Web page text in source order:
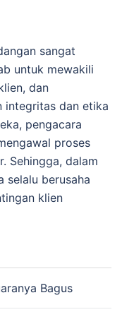
sangat
untuk mewakili
dan
integritas dan etika
pengacara
proses
Sehingga, dalam
selalu berusaha
klien
Bagus